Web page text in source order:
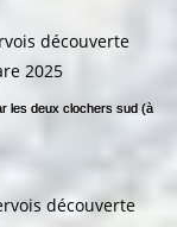
les deux clochers sud (à